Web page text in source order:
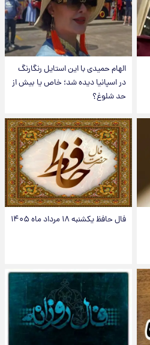
الهام حمیدی با این استایل رنگارنگ
در اسپانیا دیده شد؛ خاص یا بیش از
حد شلوغ؟
فال حافظ یکشنبه ۱۸ مرداد ماه ۱۴۰۵